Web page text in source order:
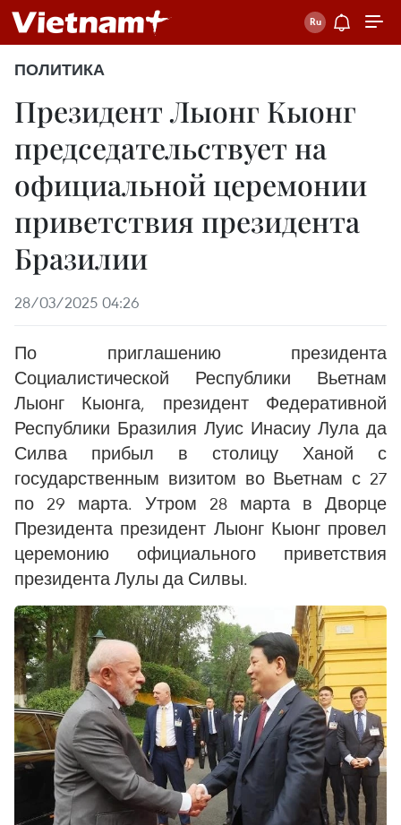
ПОЛИТИКА
Президент Лыонг Кыонг
председательствует на
официальной церемонии
приветствия президента
Бразилии
28/03/2025 04:26
По приглашению президента
Социалистической Республики Вьетнам
Лыонг Кыонга, президент Федеративной
Республики Бразилия Луис Инасиу Лула да
Силва прибыл в столицу Ханой с
государственным визитом во Вьетнам с 27
по 29 марта. Утром 28 марта в Дворце
Президента президент Лыонг Кыонг провел
церемонию официального приветствия
президента Лулы да Силвы.